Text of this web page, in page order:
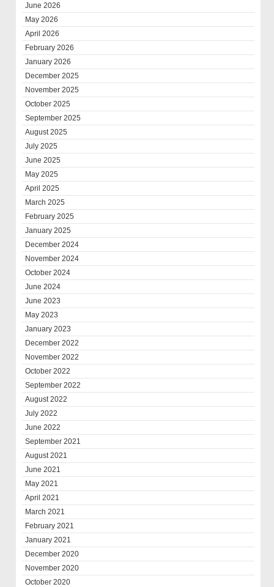
June 2026
May 2026
April 2026
February 2026
January 2026
December 2025
November 2025
October 2025
September 2025
August 2025
July 2025
June 2025
May 2025
April 2025
March 2025
February 2025
January 2025
December 2024
November 2024
October 2024
June 2024
June 2023
May 2023
January 2023
December 2022
November 2022
October 2022
September 2022
August 2022
July 2022
June 2022
September 2021
August 2021
June 2021
May 2021
April 2021
March 2021
February 2021
January 2021
December 2020
November 2020
October 2020